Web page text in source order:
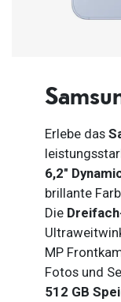
Erlebe das
6,2″
brillante
Die
MP
Fotos und
512 GB